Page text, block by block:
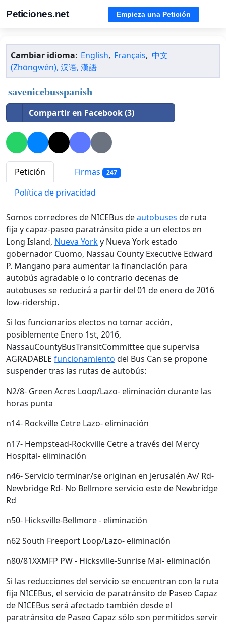
Peticiones.net Empieza una Petición
Cambiar idioma: English, Français, 中文
(Zhōngwén), 汉语, 漢語
savenicebusspanish
Compartir en Facebook (3)
Petición Firmas 247
Política de privacidad
Somos corredores de NICEBus deautobuses de ruta
fija y capaz-paseo paratránsito pide a un electos en
Long Island, Nueva Yorky Nueva York estado
gobernador Cuomo, Nassau County Executive Edward
P. Mangano para aumentar la financiación para
autobús agradable o lo contrario decenas de
autobuses se reducirá a partir del 01 de enero de 2016
low-ridership.
Si los funcionarios electos no tomar acción,
posiblemente Enero 1st, 2016,
NassauCountyBusTransitCommittee que supervisa
AGRADABLE funcionamiento del Bus Can se propone
suspender tras las rutas de autobús:
N2/8- Green Acres Loop/Lazo- eliminación durante las
horas punta
n14- Rockville Cetre Lazo- eliminación
n17- Hempstead-Rockville Cetre a través del Mercy
Hospital- eliminación
n46- Servicio terminar/se originan en Jerusalén Av/ Rd-
Newbridge Rd- No Bellmore servicio este de Newbridge
Rd
n50- Hicksville-Bellmore - eliminación
n62 South Freeport Loop/Lazo- eliminación
n80/81XXMFP PW - Hicksville-Sunrise Mal- eliminación
Si las reducciones del servicio se encuentran con la ruta
fija NICEBus, el servicio de paratránsito de Paseo Capaz
de NICEBus será afectado también desde el
paratránsito de Paseo Capaz sólo son permitidos servir